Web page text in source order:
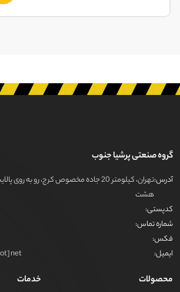
گروه صنعتی پرشیا جنوب
آدرس:
تهران، کیلومتر 20 جاده مخصوص کرج، رو به
هشت
کدپستی:
شماره تماس:
فکس:
ایمیل:
net
محصولات خدمات